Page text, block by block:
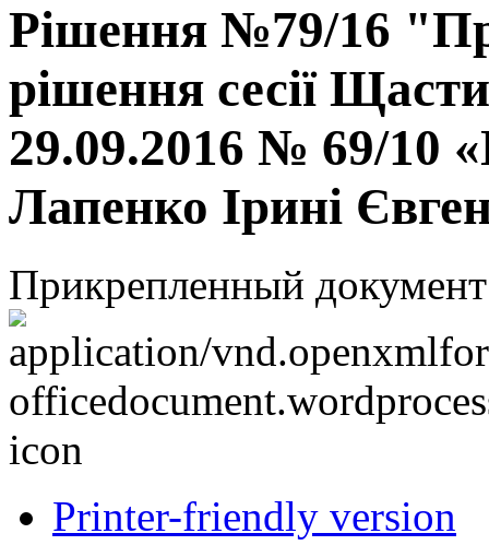
Рішення №79/16
рішення сесії
29.09.2016 № 69/10
Лапенко Ірині
Прикрепленный
Printer-friendly version